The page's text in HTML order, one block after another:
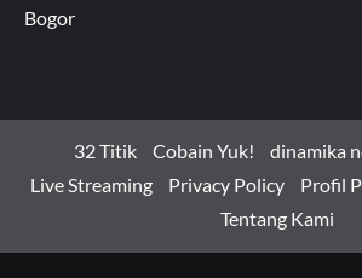
Bogor
32 Titik Cobain Yuk! dinamika
Live Streaming
Privacy Policy Profil
Tentang Kami